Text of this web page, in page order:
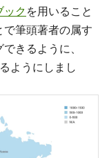
ック を用いること
筆頭著者の属す
きるように、
ようにしまし